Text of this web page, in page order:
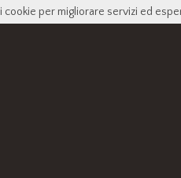
cookie per migliorare servizi ed